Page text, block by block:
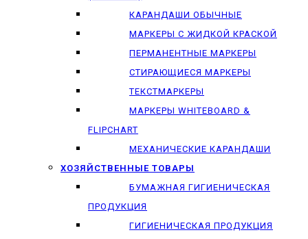
КАРАНДАШИ ОБЫЧНЫЕ
МАРКЕРЫ C ЖИДКОЙ КРАСКОЙ
ПЕРМАНЕНТНЫЕ МАРКЕРЫ
СТИРАЮЩИЕСЯ МАРКЕРЫ
ТЕКСТМАРКЕРЫ
МАРКЕРЫ WHITEBOARD &
FLIPCHART
МЕХАНИЧЕСКИЕ КАРАНДАШИ
ХОЗЯЙСТВЕННЫЕ ТОВАРЫ
БУМАЖНАЯ ГИГИЕНИЧЕСКАЯ
ПРОДУКЦИЯ
ГИГИЕНИЧЕСКАЯ ПРОДУКЦИЯ